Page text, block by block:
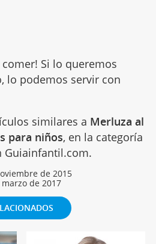
Si lo queremos
lo podemos servir con
similares a Merluza al
para niños, en la categoría
Guiainfantil.com.
de 2015
marzo de 2017